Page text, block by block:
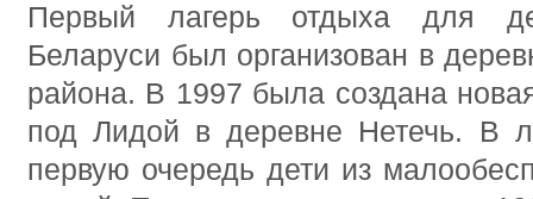
Первый лагерь отдыха для
Беларуси был организован в
района. В 1997 была создана
под Лидой в деревне Нетечь. В
первую очередь дети из